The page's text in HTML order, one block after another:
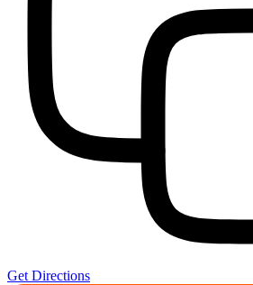
Get Directions